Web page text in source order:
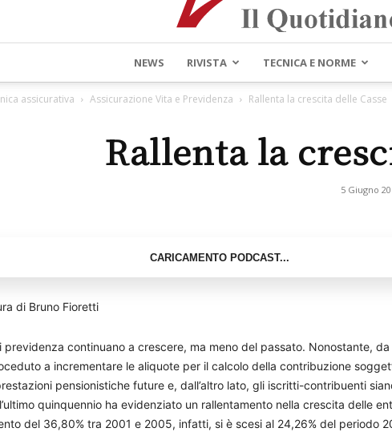
NEWS RIVISTA TECNICA E NORME
assicurativa Assicurazione Vita e Previdenza Rallenta la crescita delle Casse
Rallenta la
5 Giugno
di Bruno Fioretti
previdenza continuano a crescere, ma meno del passato. Nonostante,
a incrementare le aliquote per il calcolo della contribuzione
pensionistiche future e, dall’altro lato, gli iscritti-contribuenti
quinquennio ha evidenziato un rallentamento nella crescita delle
del 36,80% tra 2001 e 2005, infatti, si è scesi al 24,26% del periodo